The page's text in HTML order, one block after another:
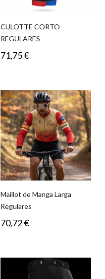
CULOTTE CORTO
REGULARES
71,75€
Maillot de Manga Larga
Regulares
70,72€